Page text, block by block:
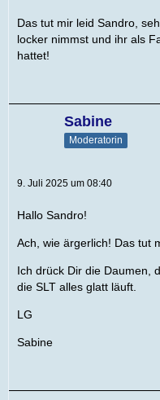
Das tut mir leid Sandro,
locker nimmst und ihr als
hattet!
Sabine
Moderatorin
9. Juli 2025 um 08:40
Hallo Sandro!
Ach, wie ärgerlich! Das tut
Ich drück Dir die Daumen,
die SLT alles glatt läuft.
LG
Sabine